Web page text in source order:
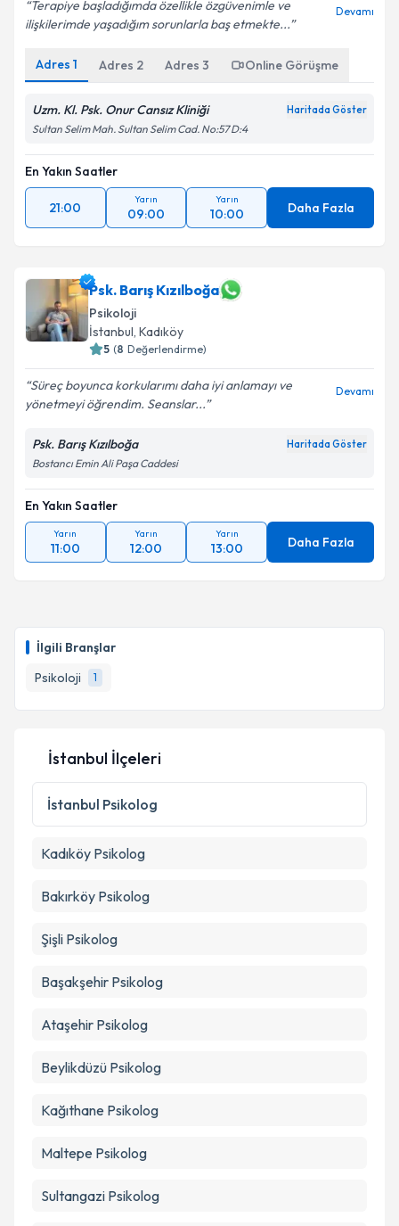
İlgili Branşlar
Psikoloji
1
Terapiye başladığımda özellikle özgüvenimle ve
ilişkilerimde yaşadığım sorunlarla baş etmekte...
Devamı
Adres 1 Adres 2 Adres 3 Online Görüşme
Uzm. Kl. Psk. Onur Cansız Kliniği Haritada Göster
Sultan Selim Mah. Sultan Selim Cad. No:57 D:4
En Yakın Saatler
21:00
Yarın
09:00
Yarın
10:00 Daha Fazla
Psk. Barış Kızılboğa
Psikoloji
İstanbul, Kadıköy
5 (8 Değerlendirme)
Süreç boyunca korkularımı daha iyi anlamayı ve
yönetmeyi öğrendim. Seanslar...
Devamı
Psk. Barış Kızılboğa Haritada Göster
Bostancı Emin Ali Paşa Caddesi
En Yakın Saatler
Yarın
11:00
Yarın
12:00
Yarın
13:00 Daha Fazla
İstanbul İlçeleri
İstanbul Psikolog
Kadıköy Psikolog
Bakırköy Psikolog
Şişli Psikolog
Başakşehir Psikolog
Ataşehir Psikolog
Beylikdüzü Psikolog
Kağıthane Psikolog
Maltepe Psikolog
Sultangazi Psikolog